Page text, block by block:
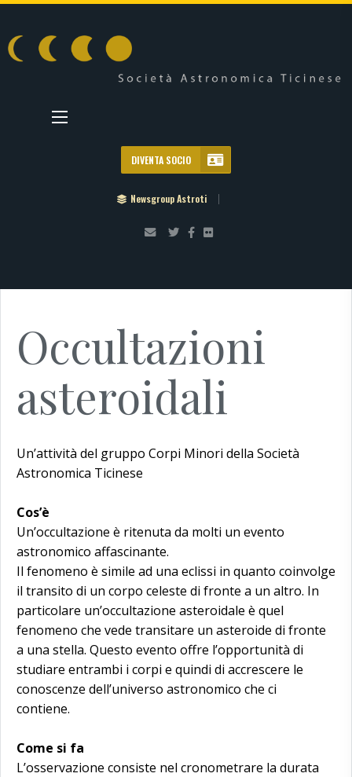
DIVENTA SOCIO
Newsgroup Astroti
Occultazioni
asteroidali
Un’attività del gruppo Corpi Minori della Società
Astronomica Ticinese
Cos’è
Un’occultazione è ritenuta da molti un evento
astronomico affascinante.
Il fenomeno è simile ad una eclissi in quanto coinvolge
il transito di un corpo celeste di fronte a un altro. In
particolare un’occultazione asteroidale è quel
fenomeno che vede transitare un asteroide di fronte
a una stella. Questo evento offre l’opportunità di
studiare entrambi i corpi e quindi di accrescere le
conoscenze dell’universo astronomico che ci
contiene.
Come si fa
L’osservazione consiste nel cronometrare la durata